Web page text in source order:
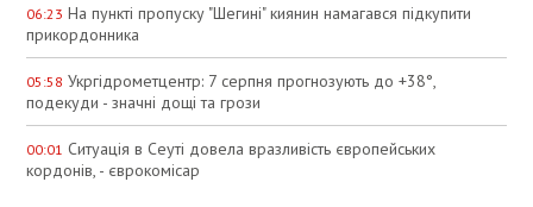
06:23 На пункті пропуску "Шегині" киянин намагався підкупити
прикордонника
05:58 Укргідрометцентр: 7 серпня прогнозують до +38°,
подекуди - значні дощі та грози
00:01 Ситуація в Сеуті довела вразливість європейських
кордонів, - єврокомісар